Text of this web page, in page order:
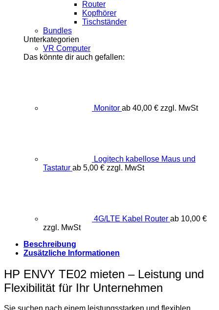
Router
Kopfhörer
Tischständer
Bundles
Unterkategorien
VR Computer
Das könnte dir auch gefallen:
Monitor ab 40,00 € zzgl. MwSt
Logitech kabellose Maus und
Tastatur ab 5,00 € zzgl. MwSt
4G/LTE Kabel Router ab 10,00 €
zzgl. MwSt
Beschreibung
Zusätzliche Informationen
HP ENVY TE02 mieten – Leistung und
Flexibilität für Ihr Unternehmen